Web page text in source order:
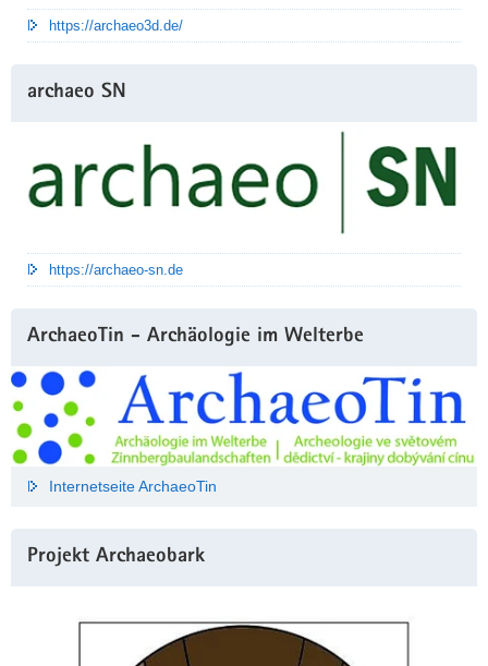
https://archaeo3d.de/
archaeo SN
https://archaeo-sn.de
ArchaeoTin - Archäologie im Welterbe
Internetseite ArchaeoTin
Projekt Archaeobark